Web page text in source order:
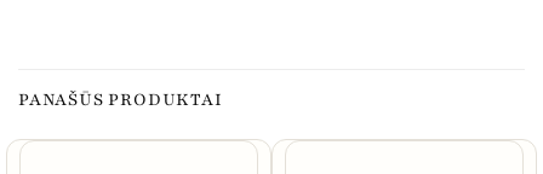
PANAŠŪS PRODUKTAI